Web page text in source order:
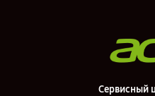
Сервисный